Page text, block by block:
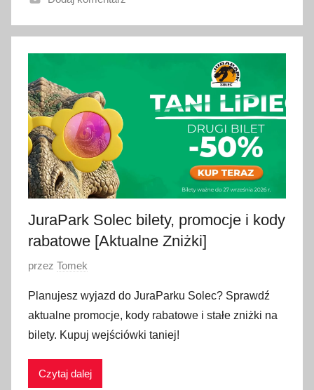
s
i
r
p
n
i
a
2
2
6
JuraPark Solec bilety, promocje i kody
rabatowe [Aktualne Zniżki]
O
u
b
l
i
przez Tomek
Planujesz wyjazd do JuraParku Solec? Sprawdź
aktualne promocje, kody rabatowe i stałe zniżki na
bilety. Kupuj wejściówki taniej!
Czytaj dalej